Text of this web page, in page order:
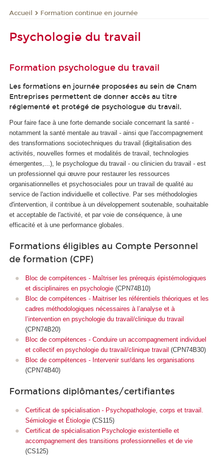
Accueil Formation continue en journée
Psychologie du travail
Formation psychologue du travail
Les formations en journée proposées au sein de Cnam
Entreprises permettent de donner accès au titre
réglementé et protégé de psychologue du travail.
Pour faire face à une forte demande sociale concernant la santé -
notamment la santé mentale au travail - ainsi que l'accompagnement
des transformations sociotechniques du travail (digitalisation des
activités, nouvelles formes et modalités de travail, technologies
émergentes,...), le psychologue du travail - ou clinicien du travail - est
un professionnel qui œuvre pour restaurer les ressources
organisationnelles et psychosociales pour un travail de qualité au
service de l'action individuelle et collective. Par ses méthodologies
d'intervention, il contribue à un développement soutenable, souhaitable
et acceptable de l'activité, et par voie de conséquence, à une
efficacité et à une performance globales.
Formations éligibles au Compte Personnel
de formation (CPF)
Bloc de compétences - Maîtriser les prérequis épistémologiques
et disciplinaires en psychologie(CPN74B10)
Bloc de compétences - Maitriser les référentiels théoriques et les
cadres méthodologiques nécessaires à l’analyse et à
l’intervention en psychologie du travail/clinique du travail
(CPN74B20)
Bloc de compétences - Conduire un accompagnement individuel
et collectif en psychologie du travail/clinique travail (CPN74B30)
Bloc de compétences - Intervenir sur/dans les organisations
(CPN74B40)
Formations diplômantes/certifiantes
Certificat de spécialisation - Psychopathologie, corps et travail.
Sémiologie et Étiologie(CS115)
Certificat de spécialisation Psychologie existentielle et
accompagnement des transitions professionnelles et de vie
(CS125)